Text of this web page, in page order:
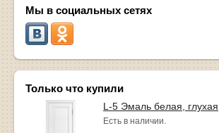
Мы в социальных сетях
Только что купили
L-5 Эмаль белая, глухая
Есть в наличии.